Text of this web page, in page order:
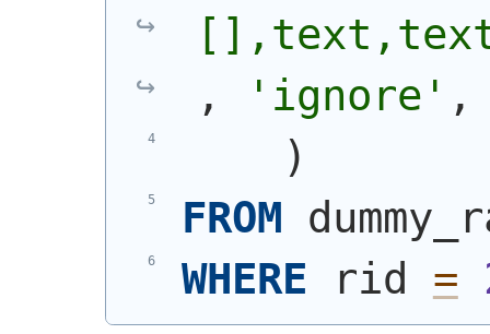
,
'ignore'
)
FROM
WHERE rid =